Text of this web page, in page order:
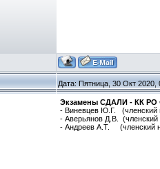
Дата: Пятница, 30 Окт
Экзамены СДАЛИ - КК РО
- Виневцев Ю.Г. (членский
- Аверьянов Д.В. (членский
- Андреев А.Т. (членский